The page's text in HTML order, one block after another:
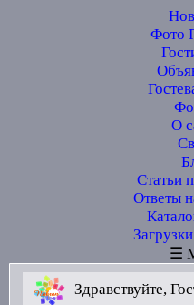
Фото
О
Статьи
Ответы
☰
Здравствуйте,